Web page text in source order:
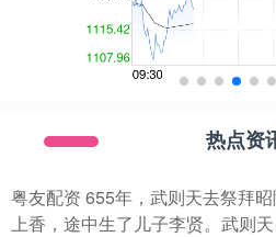
热点资
粤友配资 655年，武则天去祭拜
上香，途中生了儿子李贤。武则天